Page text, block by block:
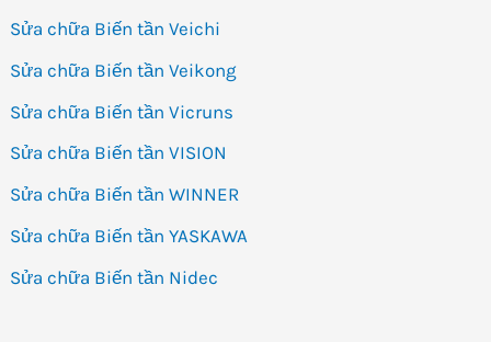
Sửa chữa Biến tần Veichi
Sửa chữa Biến tần Veikong
Sửa chữa Biến tần Vicruns
Sửa chữa Biến tần VISION
Sửa chữa Biến tần WINNER
Sửa chữa Biến tần YASKAWA
Sửa chữa Biến tần Nidec